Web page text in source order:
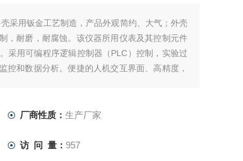
采用钣金工艺制造，产品外观简约、大气；外壳
，耐磨，耐腐蚀。该仪器所用仪表及其控制元件
采用可编程序逻辑控制器（PLC）控制，实验过
控和数据分析。便捷的人机交互界面、高精度，
厂商性质： 生产厂家
访 问 量： 957